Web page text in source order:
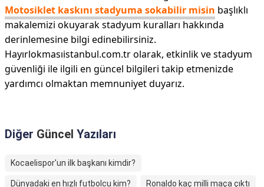
Motosiklet kaskını stadyuma sokabilir misin başlıklı
makalemizi okuyarak stadyum kuralları hakkında
derinlemesine bilgi edinebilirsiniz.
Hayırlokmasıistanbul.com.tr olarak, etkinlik ve stadyum
güvenliği ile ilgili en güncel bilgileri takip etmenizde
yardımcı olmaktan memnuniyet duyarız.
Diğer Güncel Yazıları
Kocaelispor'un ilk başkanı kimdir?
Dünyadaki en hızlı futbolcu kim? Ronaldo kaç milli maça çıktı